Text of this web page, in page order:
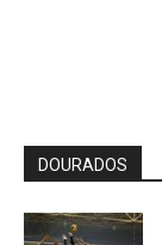
DOURADOS